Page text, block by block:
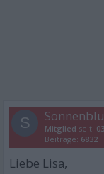
S Mitglied seit:
Beiträge: 6832
Liebe Lisa,